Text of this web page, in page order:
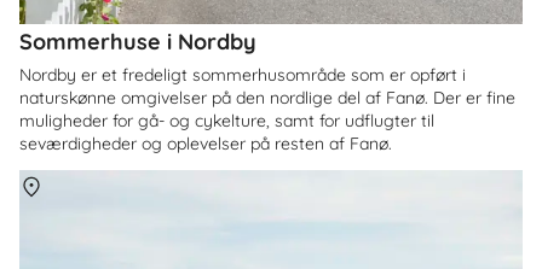
Sommerhuse i Nordby
Nordby er et fredeligt sommerhusområde som er opført i
naturskønne omgivelser på den nordlige del af Fanø. Der er fine
muligheder for gå- og cykelture, samt for udflugter til
seværdigheder og oplevelser på resten af Fanø.